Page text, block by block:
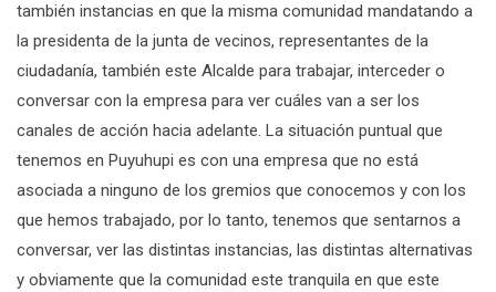
también instancias en que la misma comunidad mandatando a
la presidenta de la junta de vecinos, representantes de la
ciudadanía, también este Alcalde para trabajar, interceder o
conversar con la empresa para ver cuáles van a ser los
canales de acción hacia adelante. La situación puntual que
tenemos en Puyuhupi es con una empresa que no está
asociada a ninguno de los gremios que conocemos y con los
que hemos trabajado, por lo tanto, tenemos que sentarnos a
conversar, ver las distintas instancias, las distintas alternativas
y obviamente que la comunidad este tranquila en que este